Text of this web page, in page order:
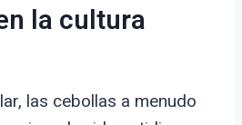
la cultura
las cebollas a menudo